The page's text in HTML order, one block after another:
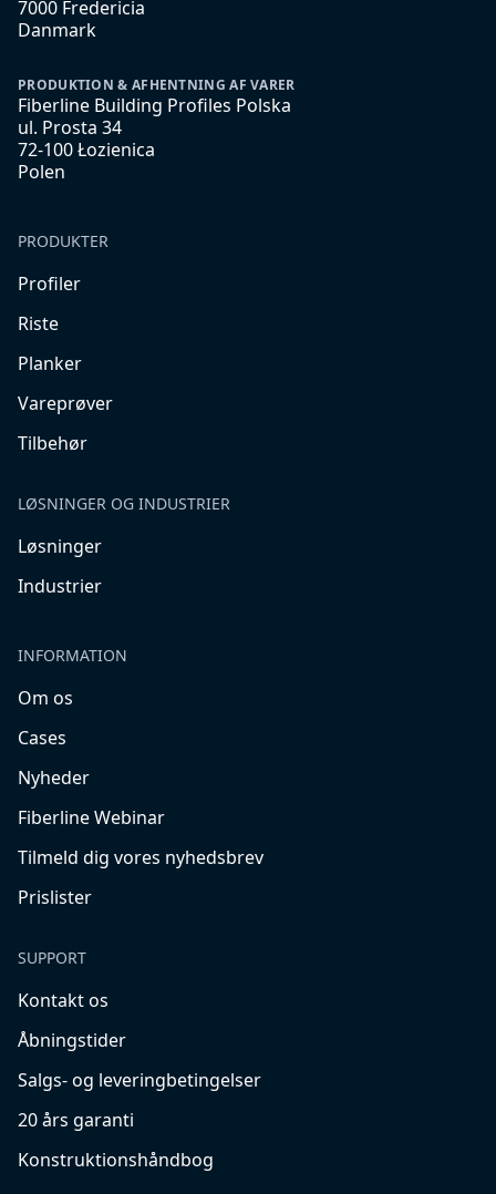
7000 Fredericia
Danmark
PRODUKTION & AFHENTNING AF VARER
Fiberline Building Profiles Polska
ul. Prosta 34
72-100 Łozienica
Polen
PRODUKTER
Profiler
Riste
Planker
Vareprøver
Tilbehør
LØSNINGER OG INDUSTRIER
Løsninger
Industrier
INFORMATION
Om os
Cases
Nyheder
Fiberline Webinar
Tilmeld dig vores nyhedsbrev
Prislister
SUPPORT
Kontakt os
Åbningstider
Salgs- og leveringbetingelser
20 års garanti
Konstruktionshåndbog